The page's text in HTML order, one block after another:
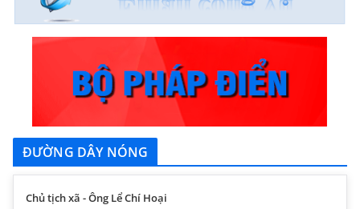
ĐƯỜNG DÂY NÓNG
Chủ tịch xã - Ông Lể Chí Hoại